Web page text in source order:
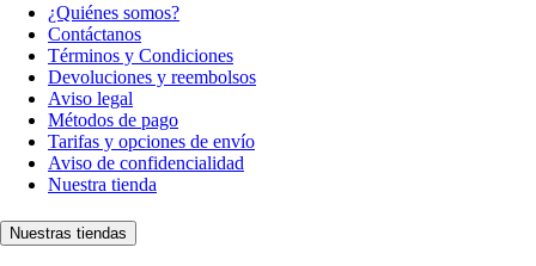
¿Quiénes somos?
Contáctanos
Términos y Condiciones
Devoluciones y reembolsos
Aviso legal
Métodos de pago
Tarifas y opciones de envío
Aviso de confidencialidad
Nuestra tienda
Nuestras tiendas